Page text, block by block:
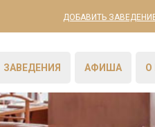
ДОБАВИТЬ
ЗАВЕДЕНИЯ АФИША О